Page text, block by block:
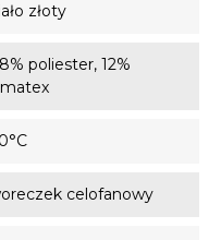
złoty
poliester, 12%
celofanowy